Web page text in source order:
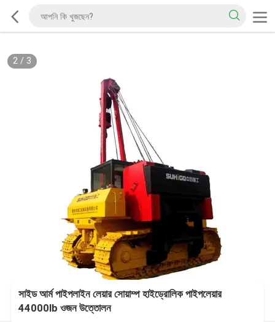
2/ 3
সাইড আর্ম পাইপলাইন লেয়ার সোয়াম্প হাইড্রোলিক পাইপলেয়ার
44000lb ওজন উত্তোলন